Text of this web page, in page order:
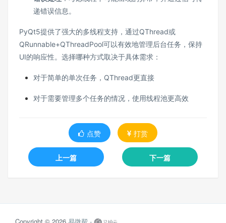
递错误信息。
PyQt5提供了强大的多线程支持，通过QThread或
QRunnable+QThreadPool可以有效地管理后台任务，保持
UI的响应性。选择哪种方式取决于具体需求：
对于简单的单次任务，QThread更直接
对于需要管理多个任务的情况，使用线程池更高效
点赞 打赏
上一篇 下一篇